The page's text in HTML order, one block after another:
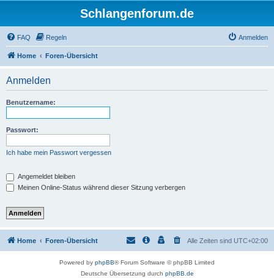
Schlangenforum.de
FAQ Regeln Anmelden
Home Foren-Übersicht
Anmelden
Benutzername:
Passwort:
Ich habe mein Passwort vergessen
Angemeldet bleiben
Meinen Online-Status während dieser Sitzung verbergen
Home Foren-Übersicht Alle Zeiten sind UTC+02:00
Powered by phpBB® Forum Software © phpBB Limited
Deutsche Übersetzung durch phpBB.de